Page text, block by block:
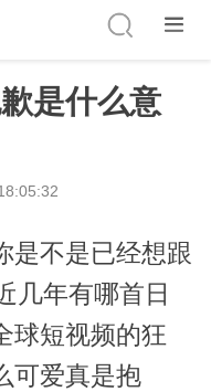
是什么意
不是已经想跟
几年有哪首日
球短视频的狂
可爱真是抱